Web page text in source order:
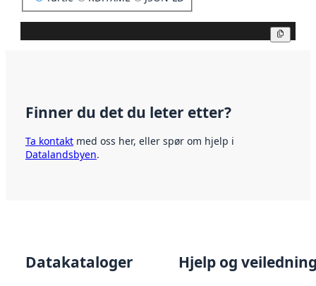
Finner du det du leter etter?
Ta kontakt med oss her, eller spør om hjelp i
Datalandsbyen.
Datakataloger Hjelp og